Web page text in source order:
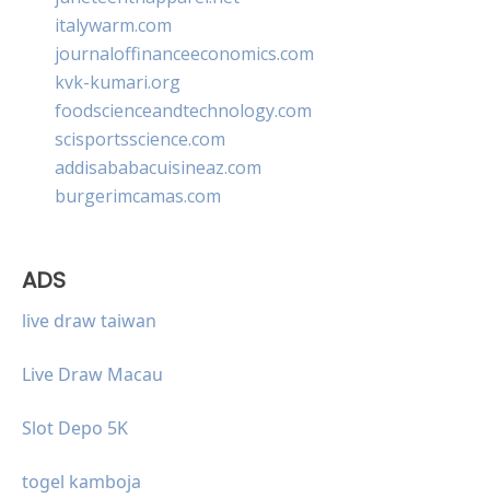
italywarm.com
journaloffinanceeconomics.com
kvk-kumari.org
foodscienceandtechnology.com
scisportsscience.com
addisababacuisineaz.com
burgerimcamas.com
ADS
live draw taiwan
Live Draw Macau
Slot Depo 5K
togel kamboja